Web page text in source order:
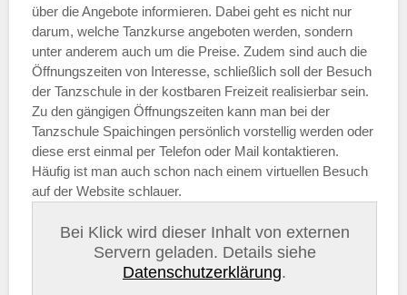
über die Angebote informieren. Dabei geht es nicht nur
darum, welche Tanzkurse angeboten werden, sondern
unter anderem auch um die Preise. Zudem sind auch die
Öffnungszeiten von Interesse, schließlich soll der Besuch
der Tanzschule in der kostbaren Freizeit realisierbar sein.
Zu den gängigen Öffnungszeiten kann man bei der
Tanzschule Spaichingen persönlich vorstellig werden oder
diese erst einmal per Telefon oder Mail kontaktieren.
Häufig ist man auch schon nach einem virtuellen Besuch
auf der Website schlauer.
Bei Klick wird dieser Inhalt von externen
Servern geladen. Details siehe
Datenschutzerklärung.